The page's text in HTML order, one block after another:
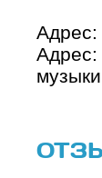
Адрес:
Адрес: